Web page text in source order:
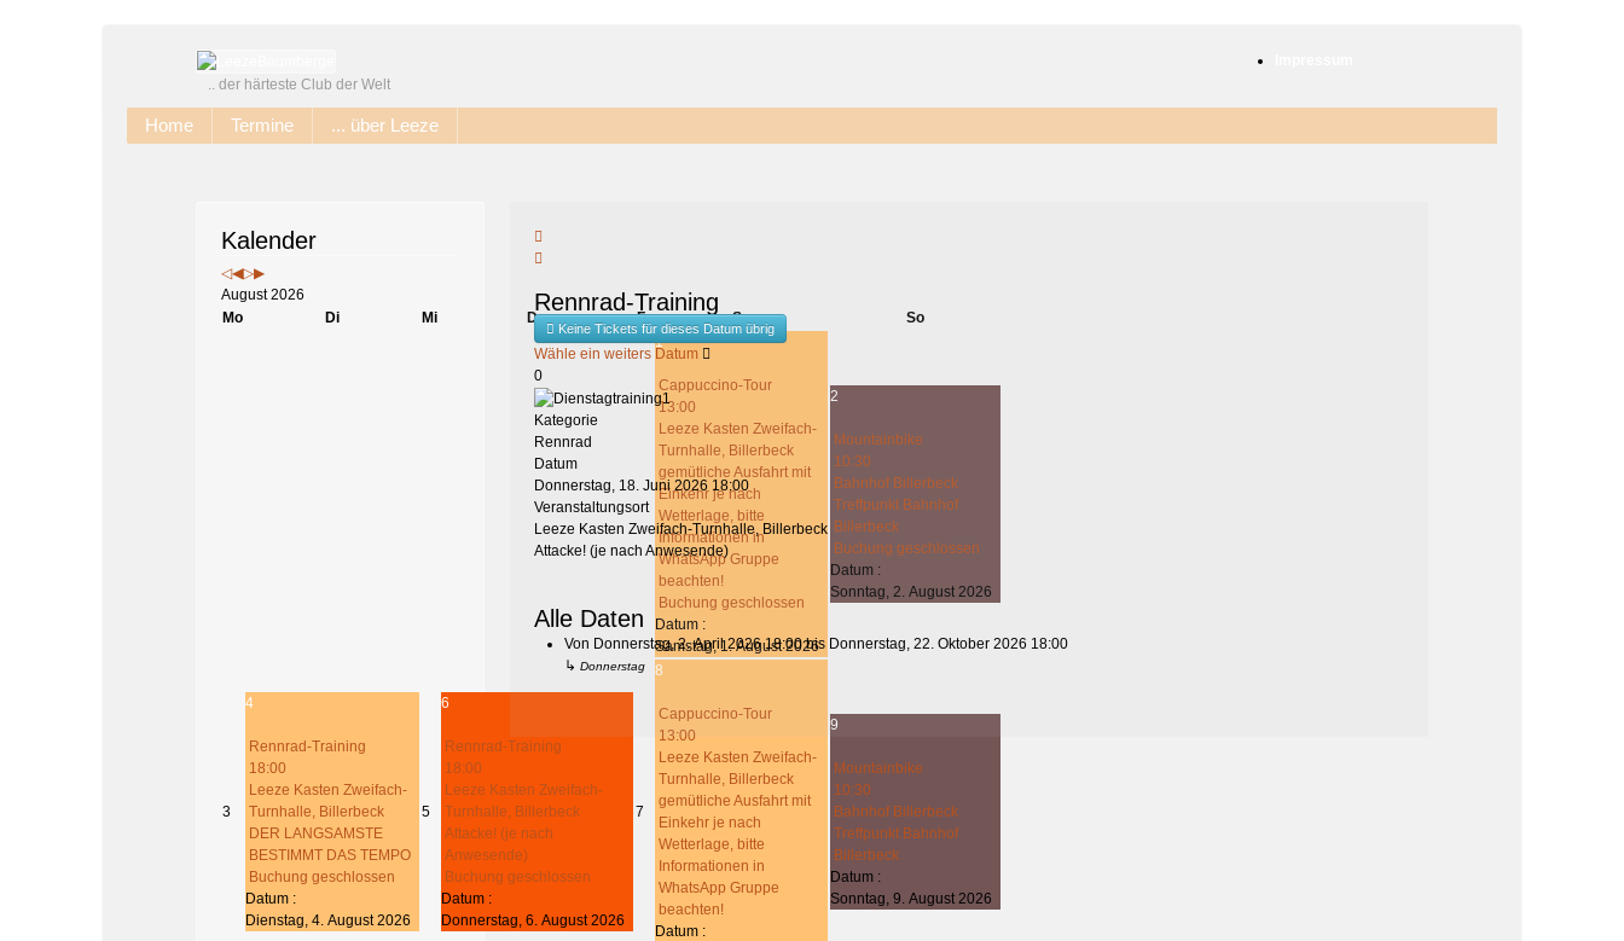
.. der härteste Club der Welt
Home Termine ... über Leeze
Do you own this website?
Kalender
August 2026
Mo
Di Mi Do Fr Sa
So
1
Cappuccino-Tour
13:00
Leeze Kasten Zweifach-
Turnhalle, Billerbeck
gemütliche Ausfahrt mit
Einkehr je nach
Wetterlage, bitte
Informationen in
WhatsApp Gruppe
beachten!
Buchung geschlossen
Datum :
Samstag, 1. August 2026
2
Mountainbike
10:30
Bahnhof Billerbeck
Treffpunkt Bahnhof
Billerbeck
Buchung geschlossen
Datum :
Sonntag, 2. August 2026
3
4
Rennrad-Training
18:00
Leeze Kasten Zweifach-
Turnhalle, Billerbeck
DER LANGSAMSTE
BESTIMMT DAS TEMPO
Buchung geschlossen
Datum :
Dienstag, 4. August 2026
5
6
Rennrad-Training
18:00
Leeze Kasten Zweifach-
Turnhalle, Billerbeck
Attacke! (je nach
Anwesende)
Buchung geschlossen
Datum :
Donnerstag, 6. August 2026
7
8
Cappuccino-Tour
13:00
Leeze Kasten Zweifach-
Turnhalle, Billerbeck
gemütliche Ausfahrt mit
Einkehr je nach
Wetterlage, bitte
Informationen in
WhatsApp Gruppe
beachten!
Datum :
9
Mountainbike
10:30
Bahnhof Billerbeck
Treffpunkt Bahnhof
Billerbeck
Datum :
Sonntag, 9. August 2026
Rennrad-Training
Keine Tickets für dieses Datum übrig
Wähle ein weiters Datum
0
Kategorie
Rennrad
Datum
Donnerstag, 18. Juni 2026 18:00
Veranstaltungsort
Leeze Kasten Zweifach-Turnhalle, Billerbeck
Attacke! (je nach Anwesende)
Alle Daten
Von Donnerstag, 2. April 2026 18:00 bis Donnerstag, 22. Oktober 2026 18:00
↳Donnerstag